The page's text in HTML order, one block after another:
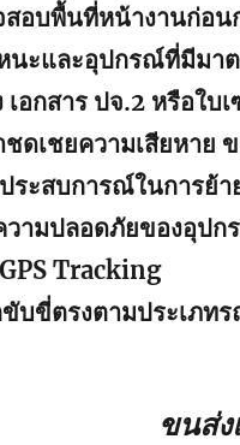
อบพื้นที่หน้างานก่อน
นะและอุปกรณ์ที่มีมา
เอกสาร ปจ.2 หรือใบ
ดเชยความเสียหาย
ะสบการณ์ในการย้า
ามปลอดภัยของอุปก
Tracking
ขี่ตรงตามประเภทร
ขนส่